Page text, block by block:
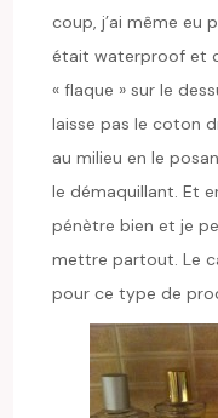
coup, j’ai même eu
était waterproof et
« flaque » sur le
laisse pas le coton
au milieu en le
le démaquillant. Et
pénètre bien et je
mettre partout. Le
pour ce type de